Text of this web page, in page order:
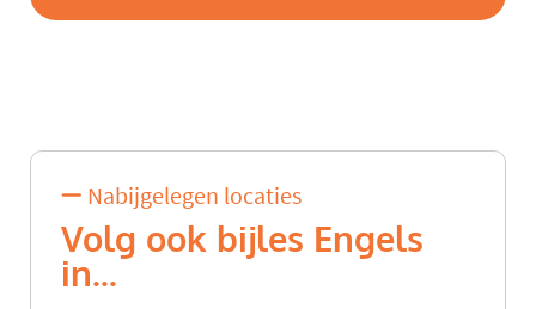
Nabijgelegen locaties
Volg ook bijles Engels
in...